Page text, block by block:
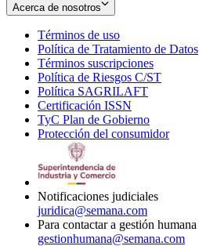
Acerca de nosotros
Términos de uso
in
new
window
Política de Tratamiento de Datos
Términos suscripciones
in
Política de Riesgos C/ST
Política SAGRILAFT
new
window
Certificación ISSN
in
new
TyC Plan de Gobierno
in
Protección del consumidorOpens
Notificaciones judiciales
juridica@semana.com
Para contactar a gestión humana
gestionhumana@semana.com